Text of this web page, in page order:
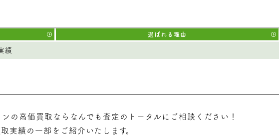
選ばれる理由
績
の高価買取ならなんでも査定のトータルにご相談ください！
実績の一部をご紹介いたします。